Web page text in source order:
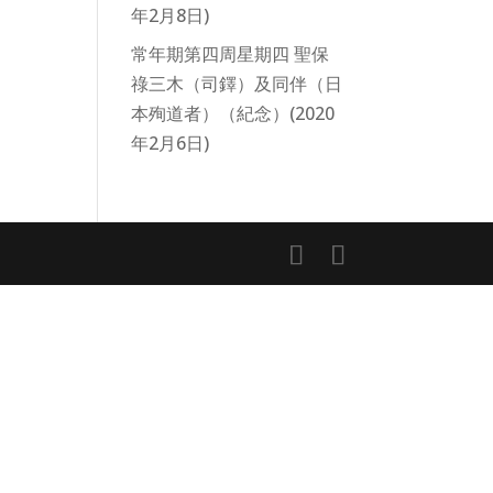
年2月8日)
常年期第四周星期四 聖保
祿三木（司鐸）及同伴（日
本殉道者）（紀念）(2020
年2月6日)